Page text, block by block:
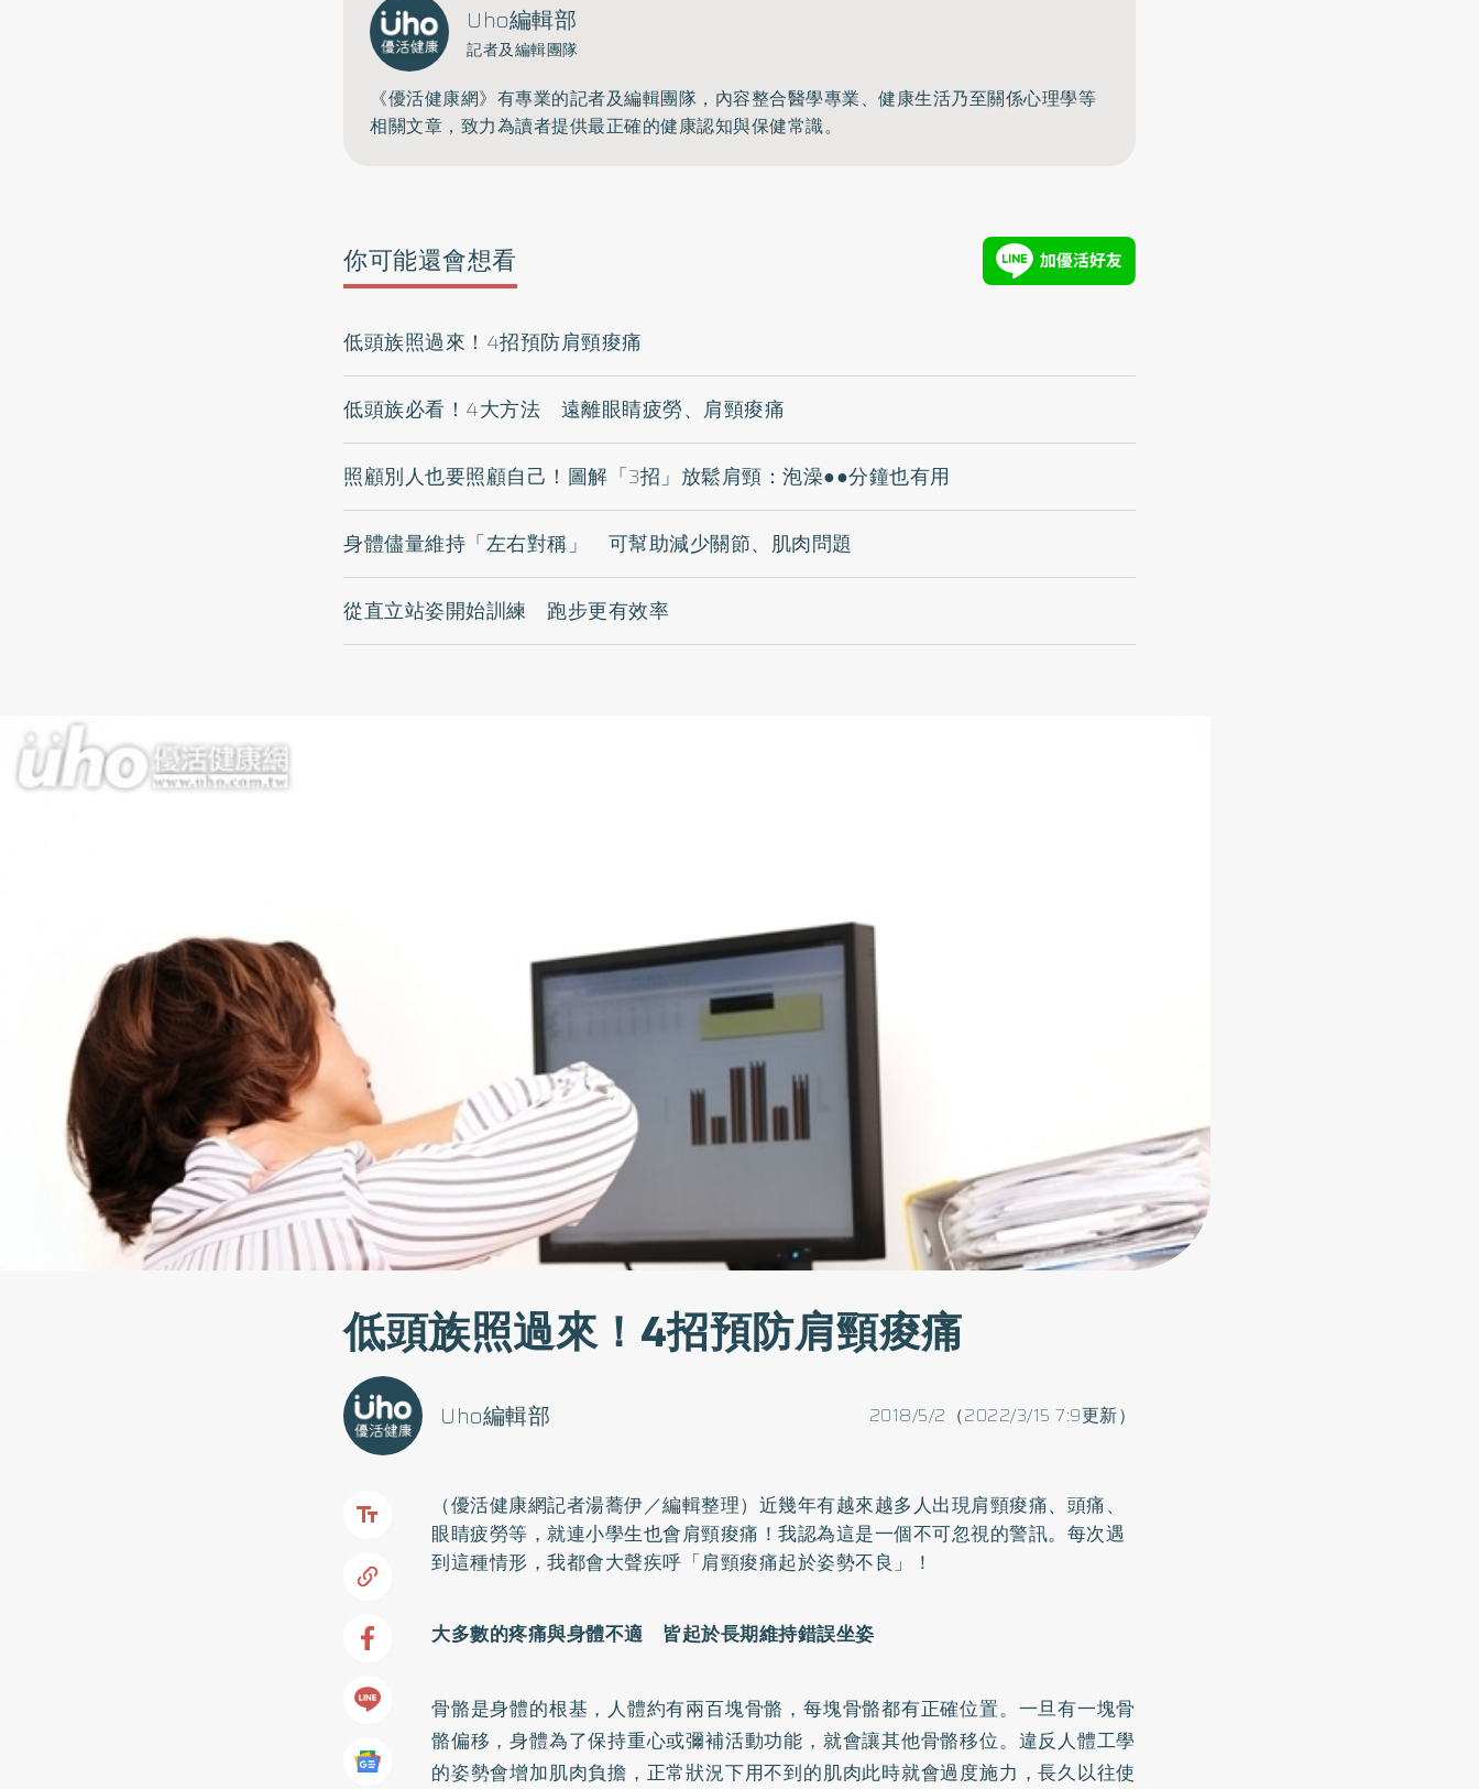
Uho編輯部
記者及編輯團隊
《優活健康網》有專業的記者及編輯團隊，內容整合醫學專業、健康生活乃至關係心理學等
相關文章，致力為讀者提供最正確的健康認知與保健常識。
你可能還會想看
低頭族照過來！4招預防肩頸痠痛
低頭族必看！4大方法 遠離眼睛疲勞、肩頸痠痛
照顧別人也要照顧自己！圖解「3招」放鬆肩頸：泡澡●●分鐘也有用
身體儘量維持「左右對稱」 可幫助減少關節、肌肉問題
從直立站姿開始訓練 跑步更有效率
低頭族照過來！4招預防肩頸痠痛
2018/5/2（2022/3/15 7:9更新）
Uho編輯部
（優活健康網記者湯蕎伊／編輯整理）近幾年有越來越多人出現肩頸痠痛、頭痛、
眼睛疲勞等，就連小學生也會肩頸痠痛！我認為這是一個不可忽視的警訊。每次遇
到這種情形，我都會大聲疾呼「肩頸痠痛起於姿勢不良」！
大多數的疼痛與身體不適 皆起於長期維持錯誤坐姿
骨骼是身體的根基，人體約有兩百塊骨骼，每塊骨骼都有正確位置。一旦有一塊骨
骼偏移，身體為了保持重心或彌補活動功能，就會讓其他骨骼移位。違反人體工學
的姿勢會增加肌肉負擔，正常狀況下用不到的肌肉此時就會過度施力，長久以往使